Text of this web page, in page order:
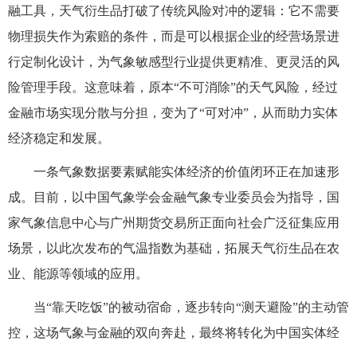
融工具，天气衍生品打破了传统风险对冲的逻辑：它不需要
物理损失作为索赔的条件，而是可以根据企业的经营场景进
行定制化设计，为气象敏感型行业提供更精准、更灵活的风
险管理手段。这意味着，原本“不可消除”的天气风险，经过
金融市场实现分散与分担，变为了“可对冲”，从而助力实体
经济稳定和发展。
一条气象数据要素赋能实体经济的价值闭环正在加速形
成。目前，以中国气象学会金融气象专业委员会为指导，国
家气象信息中心与广州期货交易所正面向社会广泛征集应用
场景，以此次发布的气温指数为基础，拓展天气衍生品在农
业、能源等领域的应用。
当“靠天吃饭”的被动宿命，逐步转向“测天避险”的主动管
控，这场气象与金融的双向奔赴，最终将转化为中国实体经